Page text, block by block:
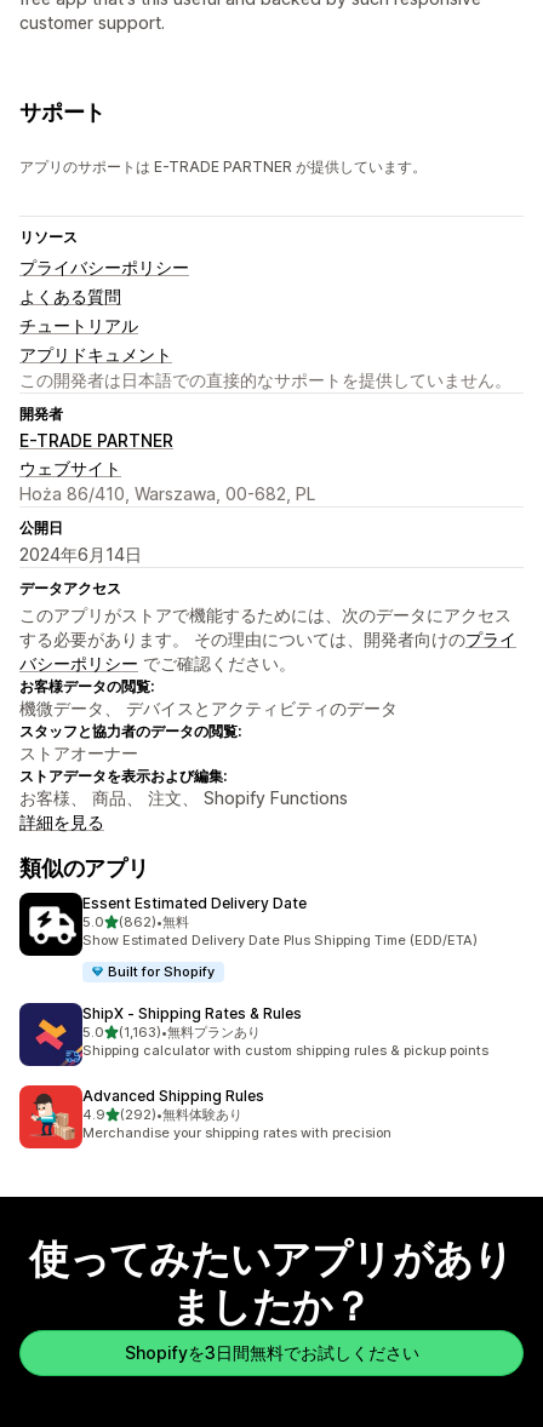
customer support.
サポート
アプリのサポートは E-TRADE PARTNER が提供しています。
リソース
プライバシーポリシー
よくある質問
チュートリアル
アプリドキュメント
この開発者は日本語での直接的なサポートを提供していません。
開発者
E-TRADE PARTNER
ウェブサイト
Hoża 86/410, Warszawa, 00-682, PL
公開日
2024年6月14日
データアクセス
このアプリがストアで機能するためには、次のデータにアクセス
する必要があります。 その理由については、開発者向けのプライ
バシーポリシー でご確認ください。
お客様データの閲覧:
機微データ、 デバイスとアクティビティのデータ
スタッフと協力者のデータの閲覧:
ストアオーナー
ストアデータを表示および編集:
お客様、 商品、 注文、 Shopify Functions
詳細を見る
類似のアプリ
Essent Estimated Delivery Date
5.05つ星中
(862)
合計レビュー数：862件
•無料
Show Estimated Delivery Date Plus Shipping Time (EDD/ETA)
Built for Shopify
ShipX ‑ Shipping Rates & Rules
5.05つ星中
(1,163)
合計レビュー数：1163件
•無料プランあり
Shipping calculator with custom shipping rules & pickup points
Advanced Shipping Rules
4.95つ星中
(292)
合計レビュー数：292件
•無料体験あり
Merchandise your shipping rates with precision
使ってみたいアプリがあり
ましたか？
Shopifyを3日間無料でお試しください